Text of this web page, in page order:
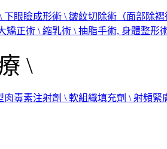
下眼瞼成形術 \ 皺紋切除術（面部除褶
矯正術 \ 縮乳術 \ 抽脂手術, 身體整形
\
肉毒素注射劑 \ 軟組織填充劑 \ 射頻緊